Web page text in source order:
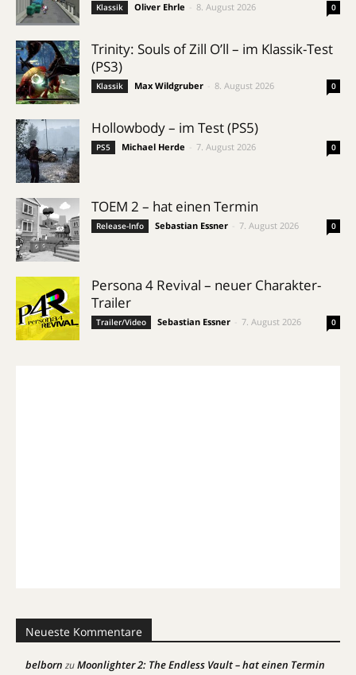
Klassik Oliver Ehrle 8. August 2026 0
Trinity: Souls of Zill O’ll – im Klassik-Test
(PS3)
Klassik Max Wildgruber 8. August 2026 0
Hollowbody – im Test (PS5)
PS5 Michael Herde 7. August 2026 0
TOEM 2 – hat einen Termin
Release-Info Sebastian Essner 7. August 2026 0
Persona 4 Revival – neuer Charakter-
Trailer
Trailer/Video Sebastian Essner 7. August 2026 0
Neueste Kommentare
belborn zuMoonlighter 2: The Endless Vault – hat einen Termin